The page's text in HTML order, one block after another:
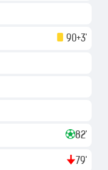
90+3'
82'
79'